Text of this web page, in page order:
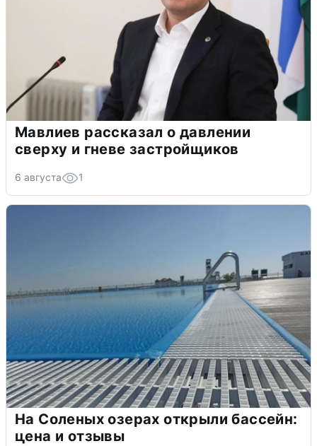
Мавлиев рассказал о давлении
сверху и гневе застройщиков
6 августа 1
На Соленых озерах открыли бассейн:
цена и отзывы